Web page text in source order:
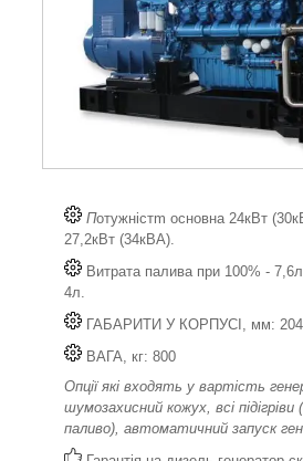
Потужністm основна 24кВт
27,2кВт (34кВА).
Витрата палива при 100% -
4л.
ГАБАРИТИ У КОРПУСІ, мм:
ВАГА, кг: 800
Опції які входять у вартість
шумозахисний кожух, всі
паливо), автоматичний запуск